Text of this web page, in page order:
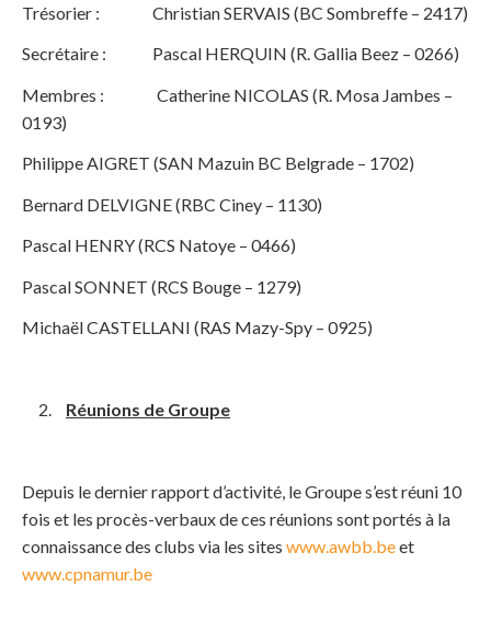
Trésorier : Christian SERVAIS (BC Sombreffe – 2417)
Secrétaire : Pascal HERQUIN (R. Gallia Beez – 0266)
Membres : Catherine NICOLAS (R. Mosa Jambes –
0193)
Philippe AIGRET (SAN Mazuin BC Belgrade – 1702)
Bernard DELVIGNE (RBC Ciney – 1130)
Pascal HENRY (RCS Natoye – 0466)
Pascal SONNET (RCS Bouge – 1279)
Michaël CASTELLANI (RAS Mazy-Spy – 0925)
Réunions de Groupe
Depuis le dernier rapport d’activité, le Groupe s’est réuni 10
fois et les procès-verbaux de ces réunions sont portés à la
connaissance des clubs via les sites www.awbb.beet
www.cpnamur.be